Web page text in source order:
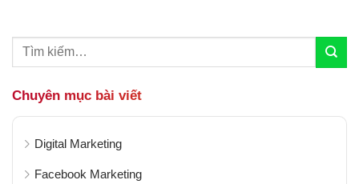
Chuyên mục bài viết
Digital Marketing
Facebook Marketing